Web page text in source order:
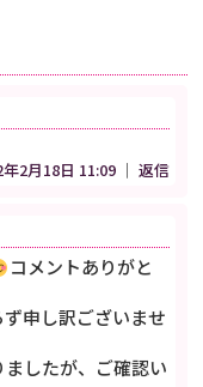
年2月18日 11:09 ｜ 返信
コメントありがと
申し訳ございませ
したが、ご確認い